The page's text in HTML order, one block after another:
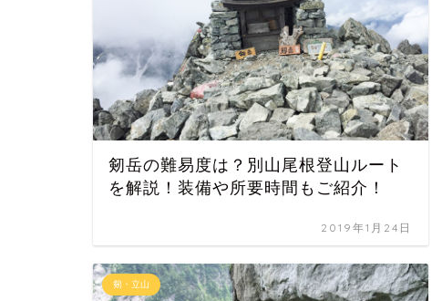
剱岳の難易度は？別山尾根登山ルート
を解説！装備や所要時間もご紹介！
2019年1月24日
剱・立山